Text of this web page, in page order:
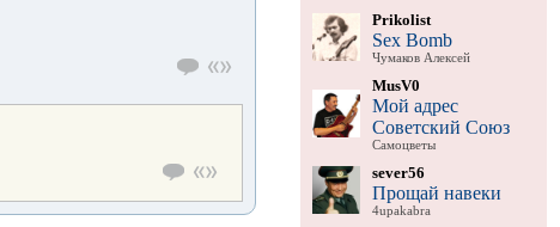
Prikolist
Sex Bomb
Чумаков Алексей
MusV0
Мой адрес
Советский Союз
Самоцветы
sever56
Прощай навеки
4upakabra